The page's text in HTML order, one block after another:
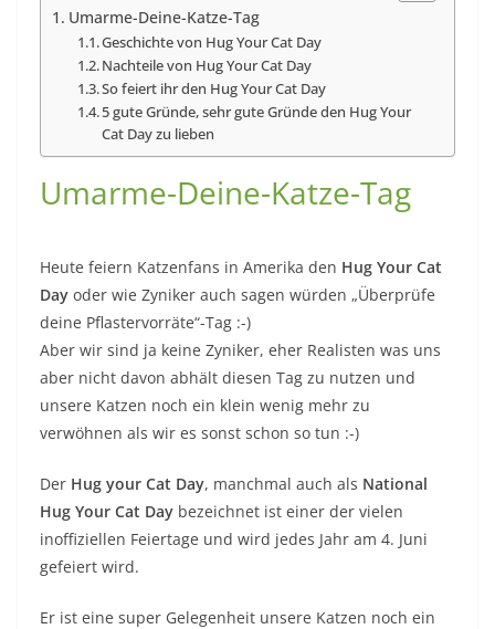
Umarme-Deine-Katze-Tag
Geschichte von Hug Your Cat Day
Nachteile von Hug Your Cat Day
So feiert ihr den Hug Your Cat Day
5 gute Gründe, sehr gute Gründe den Hug Your
Cat Day zu lieben
Umarme-Deine-Katze-Tag
Heute feiern Katzenfans in Amerika den Hug Your Cat
Day oder wie Zyniker auch sagen würden „Überprüfe
deine Pflastervorräte“-Tag :-)
Aber wir sind ja keine Zyniker, eher Realisten was uns
aber nicht davon abhält diesen Tag zu nutzen und
unsere Katzen noch ein klein wenig mehr zu
verwöhnen als wir es sonst schon so tun :-)
Der Hug your Cat Day, manchmal auch als National
Hug Your Cat Day bezeichnet ist einer der vielen
inoffiziellen Feiertage und wird jedes Jahr am 4. Juni
gefeiert wird.
Er ist eine super Gelegenheit unsere Katzen noch ein